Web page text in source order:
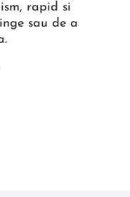
rapid si
sau de a